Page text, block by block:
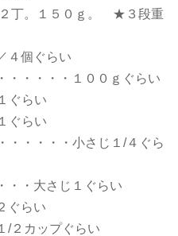
２丁。１５０ｇ。 ★３段重
４個ぐらい
・・・・・１００ｇぐらい
ぐらい
ぐらい
・・・・・小さじ１/４ぐら
・・大さじ１ぐらい
ぐらい
/２カップぐらい